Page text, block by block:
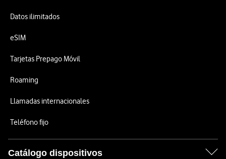
Datos ilimitados
eSIM
Tarjetas Prepago Móvil
Roaming
Llamadas internacionales
Teléfono fijo
Catálogo dispositivos